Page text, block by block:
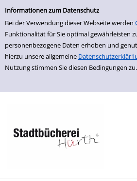
Einfache Suche
Informationen zum Datenschutz
Bei der Verwendung dieser Webseite werden
Funktionalität für Sie optimal gewährleisten
personenbezogene Daten erhoben und
hierzu unsere allgemeine
Nutzung stimmen Sie diesen Bedingungen zu.
zur Navigation springen
zum Inhalt springen
Zur Detailanzeige springen